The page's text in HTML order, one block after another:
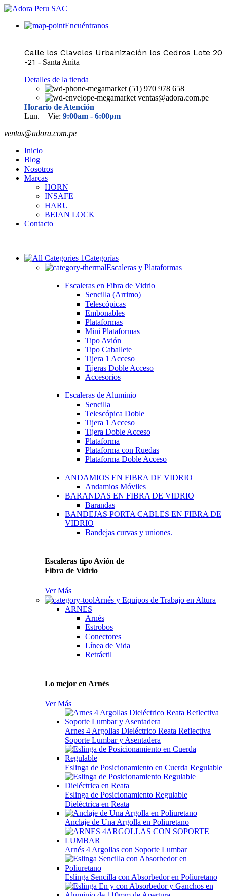
Encuéntranos
Calle los Claveles Urbanización los Cedros Lote 20
-21 - Santa Anita
Detalles de la tienda
(51) 970 978 658
ventas@adora.com.pe
Horario de Atención
Lun. – Vie: 9:00am - 6:00pm
ventas@adora.com.pe
Inicio
Blog
Nosotros
Marcas
HORN
INSAFE
HARU
BEIAN LOCK
Contacto
Categorías
Escaleras y Plataformas
Escaleras en Fibra de Vidrio
Sencilla (Arrimo)
Telescópicas
Embonables
Plataformas
Mini Plataformas
Tipo Avión
Tipo Caballete
Tijera 1 Acceso
Tijeras Doble Acceso
Accesorios
Escaleras de Aluminio
Sencilla
Telescópica Doble
Tijera 1 Acceso
Tijera Doble Acceso
Plataforma
Plataforma con Ruedas
Plataforma Doble Acceso
ANDAMIOS EN FIBRA DE VIDRIO
Andamios Móviles
BARANDAS EN FIBRA DE VIDRIO
Barandas
BANDEJAS PORTA CABLES EN FIBRA DE
VIDRIO
Bandejas curvas y uniones.
Escaleras tipo Avión de
Fibra de Vidrio
Ver Más
Arnés y Equipos de Trabajo en Altura
ARNES
Arnés
Estrobos
Conectores
Línea de Vida
Retráctil
Lo mejor en Arnés
Ver Más
Arnes 4 Argollas Dieléctrico Reata Reflectiva
Soporte Lumbar y Asentadera
Eslinga de Posicionamiento en Cuerda Regulable
Eslinga de Posicionamiento Regulable
Dieléctrica en Reata
Anclaje de Una Argolla en Poliuretano
Arnés 4 Argollas con Soporte Lumbar
Eslinga Sencilla con Absorbedor en Poliuretano